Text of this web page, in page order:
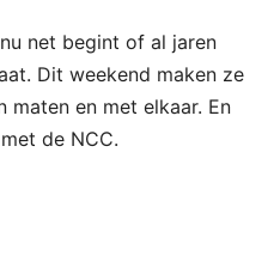
net begint of al jaren
Dit weekend maken ze
maten en met elkaar. En
de NCC.